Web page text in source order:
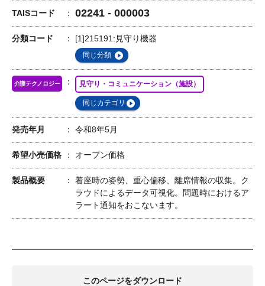
TAISコード 02241 - 000003
分類コード [1]215191:見守り機器
同じ分類
介護テクノロジー 見守り・コミュニケーション（施設）
同じカテゴリ
発売年月 令和8年5月
希望小売価格 オープン価格
製品概要
着座時の姿勢、重心偏移、離席情報の収集。ク
ラウドによるデータ可視化。問題時におけるア
ラート通知をおこないます。
このページをダウンロード